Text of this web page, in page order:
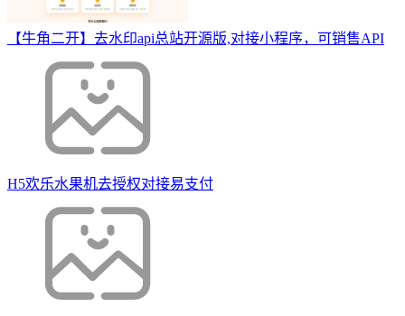
【牛角二开】去水印api总站开源版,对接小程序，可销售API
H5欢乐水果机去授权对接易支付